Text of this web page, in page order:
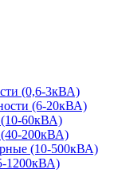
(0,6-3кВА)
(6-20кВА)
60кВА)
200кВА)
(10-500кВА)
1200кВА)